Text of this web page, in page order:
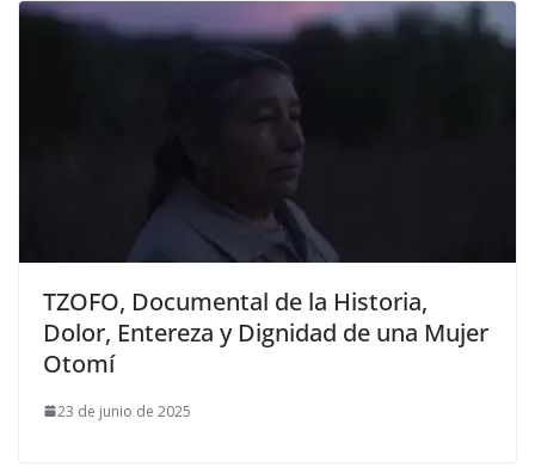
TZOFO, Documental de la Historia,
Dolor, Entereza y Dignidad de una Mujer
Otomí
23 de junio de 2025